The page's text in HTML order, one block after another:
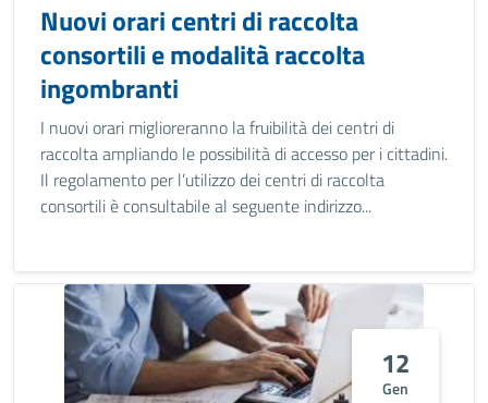
Nuovi orari centri di raccolta
consortili e modalità raccolta
ingombranti
I nuovi orari miglioreranno la fruibilità dei centri di
raccolta ampliando le possibilità di accesso per i cittadini.
Il regolamento per l’utilizzo dei centri di raccolta
consortili è consultabile al seguente indirizzo...
12
Gen